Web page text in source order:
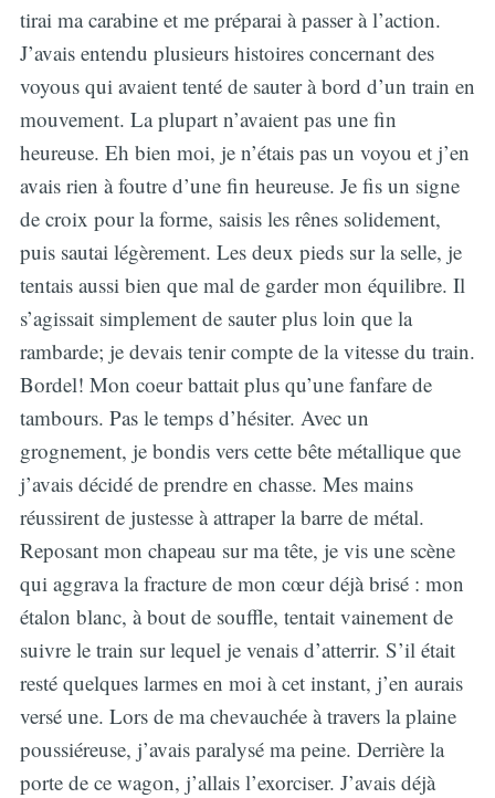
tirai ma carabine et me préparai à passer à l’action.
J’avais entendu plusieurs histoires concernant des
voyous qui avaient tenté de sauter à bord d’un train en
mouvement. La plupart n’avaient pas une fin
heureuse. Eh bien moi, je n’étais pas un voyou et j’en
avais rien à foutre d’une fin heureuse. Je fis un signe
de croix pour la forme, saisis les rênes solidement,
puis sautai légèrement. Les deux pieds sur la selle, je
tentais aussi bien que mal de garder mon équilibre. Il
s’agissait simplement de sauter plus loin que la
rambarde; je devais tenir compte de la vitesse du train.
Bordel! Mon coeur battait plus qu’une fanfare de
tambours. Pas le temps d’hésiter. Avec un
grognement, je bondis vers cette bête métallique que
j’avais décidé de prendre en chasse. Mes mains
réussirent de justesse à attraper la barre de métal.
Reposant mon chapeau sur ma tête, je vis une scène
qui aggrava la fracture de mon cœur déjà brisé : mon
étalon blanc, à bout de souffle, tentait vainement de
suivre le train sur lequel je venais d’atterrir. S’il était
resté quelques larmes en moi à cet instant, j’en aurais
versé une. Lors de ma chevauchée à travers la plaine
poussiéreuse, j’avais paralysé ma peine. Derrière la
porte de ce wagon, j’allais l’exorciser. J’avais déjà